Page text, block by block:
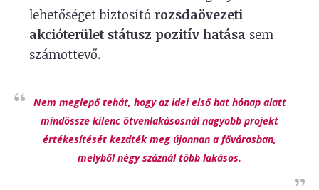
lehetőséget biztosító rozsdaövezeti
akcióterület státusz pozitív hatása sem
számottevő.
Nem meglepő tehát, hogy az idei első hat hónap alatt
mindössze kilenc ötvenlakásosnál nagyobb projekt
értékesítését kezdték meg újonnan a fővárosban,
melyből négy száznál több lakásos.